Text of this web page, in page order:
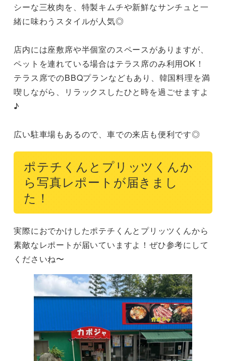
シーな三枚肉を、特製キムチや新鮮なサンチュと一
緒に味わうスタイルが人気◎
店内には座敷席や半個室のスペースがありますが、
ペットを連れている場合はテラス席のみ利用OK！
テラス席でのBBQプランなどもあり、韓国料理を満
喫しながら、リラックスしたひと時を過ごせますよ
♪
広い駐車場もあるので、車での来店も便利です◎
ポテチくんとプリッツくんか
ら写真レポートが届きまし
た！
実際におでかけしたポテチくんとプリッツくんから
素敵なレポートが届いていますよ！ぜひ参考にして
くださいね〜